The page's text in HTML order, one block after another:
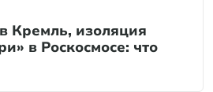
Кремль, изоляция
в Роскосмосе: что